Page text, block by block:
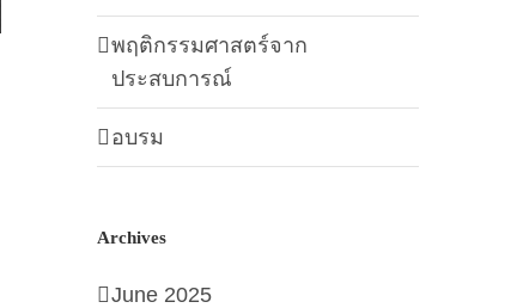
พฤติกรรมศาสตร์จาก
ประสบการณ์
อบรม
Archives
June 2025